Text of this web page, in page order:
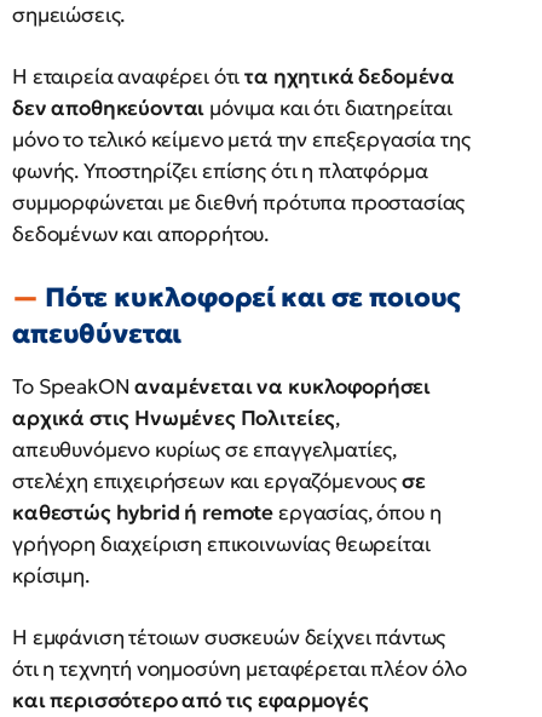
σημειώσεις.
Η εταιρεία αναφέρει ότιτα ηχητικά δεδομένα
δεν αποθηκεύονται μόνιμα και ότι διατηρείται
μόνο το τελικό κείμενο μετά την επεξεργασία της
φωνής. Υποστηρίζει επίσης ότι η πλατφόρμα
συμμορφώνεται με διεθνή πρότυπα προστασίας
δεδομένων και απορρήτου.
Πότε κυκλοφορεί και σε ποιους
απευθύνεται
Το SpeakONαναμένεται να κυκλοφορήσει
αρχικά στις Ηνωμένες Πολιτείες,
απευθυνόμενο κυρίως σε επαγγελματίες,
στελέχη επιχειρήσεων και εργαζόμενουςσε
καθεστώς hybrid ή remoteεργασίας, όπου η
γρήγορη διαχείριση επικοινωνίας θεωρείται
κρίσιμη.
Η εμφάνιση τέτοιων συσκευών δείχνει πάντως
ότι η τεχνητή νοημοσύνη μεταφέρεται πλέον όλο
και περισσότερο από τις εφαρμογές